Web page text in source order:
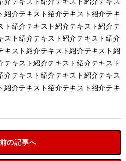
紹介テキスト紹介テキスト紹介テキ
ト紹介テキスト紹介テキスト紹介テ
スト紹介テキスト紹介テキスト紹介
キスト紹介テキスト紹介テキスト紹
テキスト紹介テキスト紹介テキスト
介テキスト紹介テキスト紹介テキス
紹介テキスト紹介テキスト紹介テキ
前の記事へ